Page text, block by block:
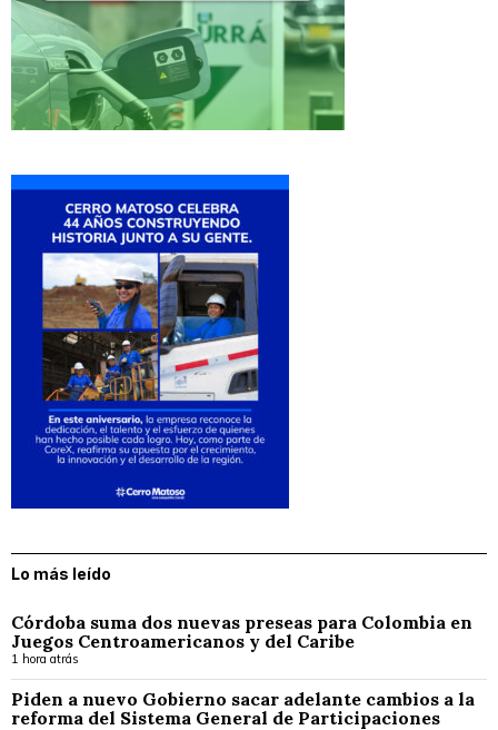
Lo más leído
Córdoba suma dos nuevas preseas para Colombia en
Juegos Centroamericanos y del Caribe
1 hora atrás
Piden a nuevo Gobierno sacar adelante cambios a la
reforma del Sistema General de Participaciones